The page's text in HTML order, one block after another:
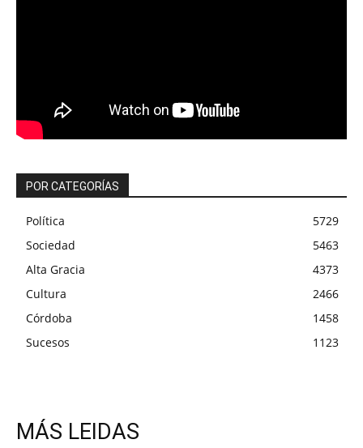
POR CATEGORÍAS
Política
5729
Sociedad
5463
Alta Gracia
4373
Cultura
2466
Córdoba
1458
Sucesos
1123
MÁS LEIDAS